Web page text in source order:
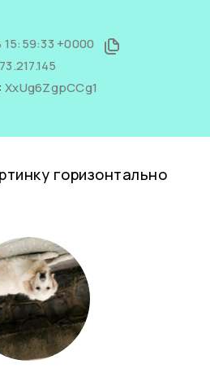
+0000
XxUg6ZgpCCg1
горизонтально